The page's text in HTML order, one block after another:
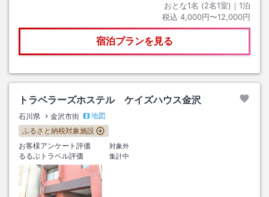
おとな1名 (2名1室)｜ 1泊
税込 4,000円〜12,000円
宿泊プランを見る
トラベラーズホステル ケイズハウス金沢
石川県 金沢市街
地図
ふるさと納税対象施設
お客様アンケート評価
対象外
るるぶトラベル評価 集計中